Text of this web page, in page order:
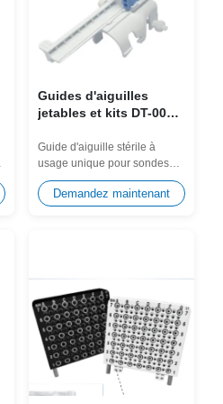
Guides d'aiguilles
jetables et kits DT-003
E14CL4b, 9048
Guide d'aiguille stérile à
usage unique pour sondes
BK 8848, E14CL4b, 9048.
Conçu pour...
Demandez maintenant